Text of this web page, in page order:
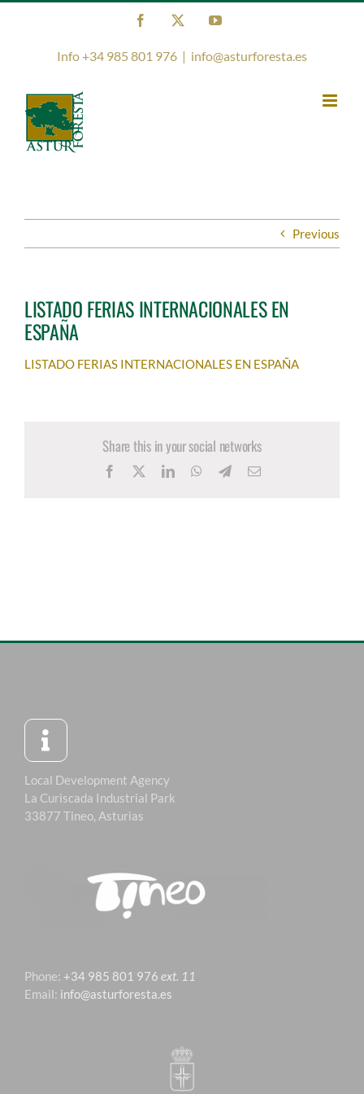
Facebook YouTube
Info +34 985 801 976 | info@asturforesta.es
Previous
LISTADO FERIAS INTERNACIONALES EN
ESPAÑA
LISTADO FERIAS INTERNACIONALES EN ESPAÑA
Share this in your social networks
Facebook LinkedInWhatsApp
TelegramEmail
Local Development Agency
La Curiscada Industrial Park
33877 Tineo, Asturias
Phone: +34 985 801 976 ext. 11
Email: info@asturforesta.es